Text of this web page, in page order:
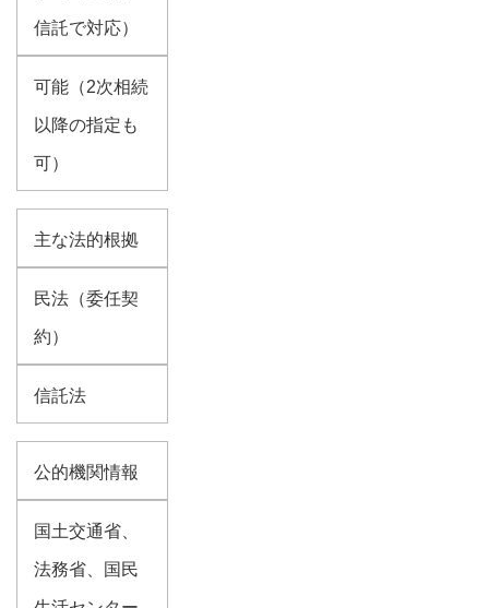
信託で対応）
可能（2次相続
以降の指定も
可）
主な法的根拠
民法（委任契
約）
信託法
公的機関情報
国土交通省、
法務省、国民